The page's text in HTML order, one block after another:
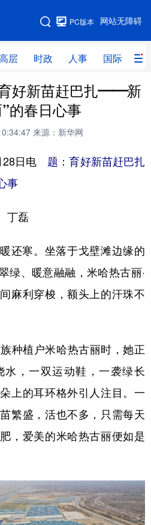
网站无障碍
PC版本
层 时政 人事 国际 财
站地图
时政 人事
网评
量子 体育
信息化 数字经济
银龄 溯源中国
时尚 悦读
亚太网 上市公司
上海 江苏
福建 江西
育好新苗赶巴扎——新
的春日心事
来源：新华网
28日电 题：育好新苗赶巴扎
事
丁磊
寒。坐落于戈壁滩边缘的
绿、暖意融融，米哈热古丽·
麻利穿梭，额头上的汗珠不
植户米哈热古丽时，她正
水，一双运动鞋，一袭绿长
上的耳环格外引人注目。一
繁盛，活也不多，只需每天
，爱美的米哈热古丽便如是